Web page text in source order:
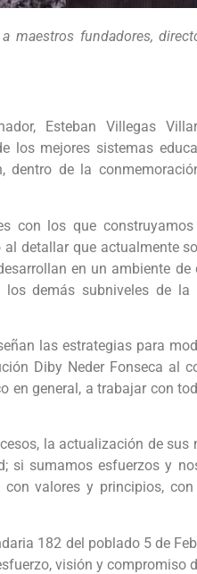
fundadores,
Esteban Villegas
los mejores sistemas
dentro de la
con los que
al detallar que actualmente
en un ambiente
demás subniveles de la
las estrategias para
Diby Neder Fonseca al
en general, a trabajar con
la actualización de sus
si sumamos esfuerzos y
valores y principios,
182 del poblado 5 de
visión y compromiso